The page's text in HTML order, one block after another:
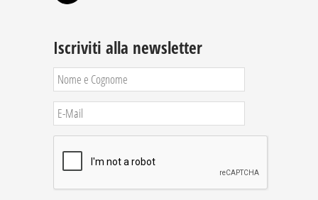
Iscriviti alla newsletter